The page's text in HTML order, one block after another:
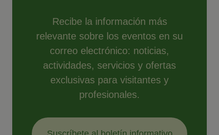
Recibe la información más
relevante sobre los eventos en su
correo electrónico: noticias,
actividades, servicios y ofertas
exclusivas para visitantes y
profesionales.